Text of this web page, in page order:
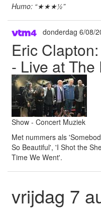
Humo: “★★★½”
donderdag 6/08/
Eric
- Live at
Show - Concert Muziek
Met nummers als
So Beautiful', 'I Shot the
Time We Went'.
vrijdag 7